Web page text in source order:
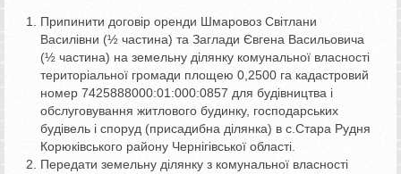
Припинити договір оренди Шмаровоз Світлани
Василівни (½ частина) та Заглади Євгена Васильовича
(½ частина) на земельну ділянку комунальної власності
територіальної громади площею 0,2500 га кадастровий
номер 7425888000:01:000:0857 для будівництва і
обслуговування житлового будинку, господарських
будівель і споруд (присадибна ділянка) в с.Стара Рудня
Корюківського району Чернігівської області.
Передати земельну ділянку з комунальної власності